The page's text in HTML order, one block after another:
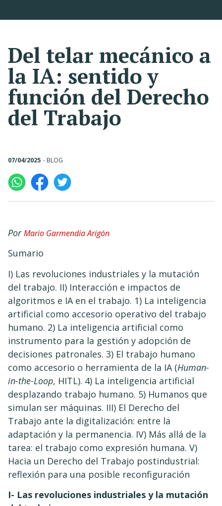
Del telar mecánico a
la IA: sentido y
función del Derecho
del Trabajo
07/04/2025 - BLOG
PorMario Garmendia Arigón
Sumario
I) Las revoluciones industriales y la mutación
del trabajo. II) Interacción e impactos de
algoritmos e IA en el trabajo. 1) La inteligencia
artificial como accesorio operativo del trabajo
humano. 2) La inteligencia artificial como
instrumento para la gestión y adopción de
decisiones patronales. 3) El trabajo humano
como accesorio o herramienta de la IA (Human-
in-the-Loop, HITL). 4) La inteligencia artificial
desplazando trabajo humano. 5) Humanos que
simulan ser máquinas. III) El Derecho del
Trabajo ante la digitalización: entre la
adaptación y la permanencia. IV) Más allá de la
tarea: el trabajo como expresión humana. V)
Hacia un Derecho del Trabajo postindustrial:
reflexión para una posible reconfiguración
I- Las revoluciones industriales y la mutación